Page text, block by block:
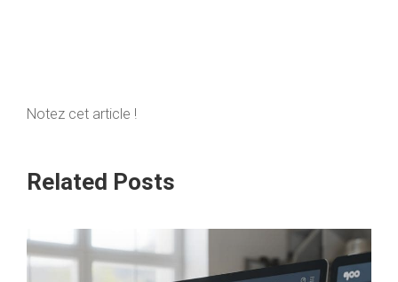
Notez cet article !
Related Posts